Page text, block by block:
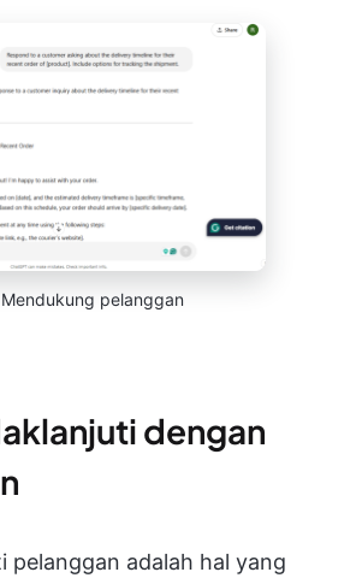
Mendukung pelanggan
dengan
pelanggan adalah hal yang